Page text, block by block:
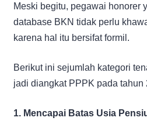
Meski begitu, pegawai honorer
database BKN tidak perlu
karena hal itu bersifat formil.
Berikut ini sejumlah kategori
jadi diangkat PPPK pada tahun
1. Mencapai Batas Usia